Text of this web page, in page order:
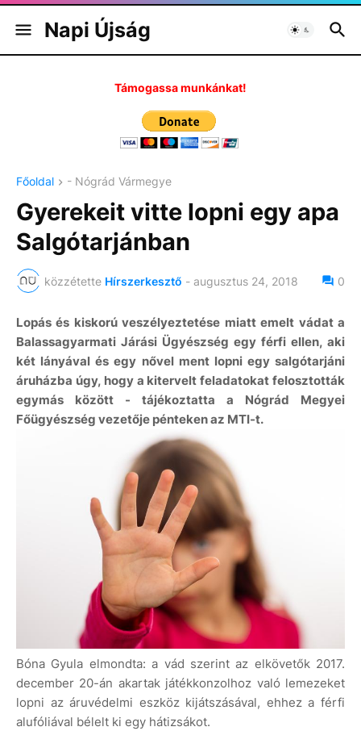
Napi Újság
Támogassa munkánkat!
Főoldal - Nógrád Vármegye
Gyerekeit vitte lopni egy apa
Salgótarjánban
közzétette Hírszerkesztő - augusztus 24, 2018 0
Lopás és kiskorú veszélyeztetése miatt emelt vádat a
Balassagyarmati Járási Ügyészség egy férfi ellen, aki
két lányával és egy nővel ment lopni egy salgótarjáni
áruházba úgy, hogy a kitervelt feladatokat felosztották
egymás között - tájékoztatta a Nógrád Megyei
Főügyészség vezetője pénteken az MTI-t.
Bóna Gyula elmondta: a vád szerint az elkövetők 2017.
december 20-án akartak játékkonzolhoz való lemezeket
lopni az áruvédelmi eszköz kijátszásával, ehhez a férfi
alufóliával bélelt ki egy hátizsákot.